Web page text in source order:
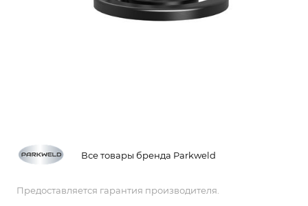
Все товары бренда Parkweld
Предоставляется гарантия производителя.